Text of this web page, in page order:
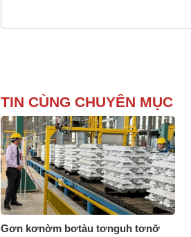
TIN CÙNG CHUYÊN MỤC
Gơn kơnờm bơtàu tơnguh tơnơ̆